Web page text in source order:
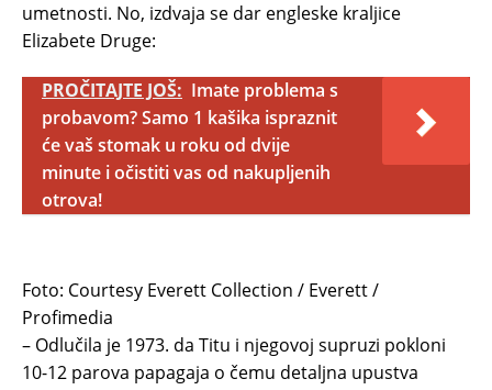
umetnosti. No, izdvaja se dar engleske kraljice
Elizabete Druge:
PROČITAJTE JOŠ: Imate problema s
probavom? Samo 1 kašika ispraznit
će vaš stomak u roku od dvije
minute i očistiti vas od nakupljenih
otrova!
Foto: Courtesy Everett Collection / Everett /
Profimedia
– Odlučila je 1973. da Titu i njegovoj supruzi pokloni
10-12 parova papagaja o čemu detaljna upustva